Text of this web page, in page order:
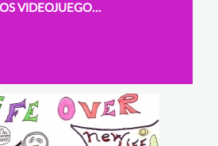
LO QUE CAUSAN LOS VIDEOJUEGOS EN INTERNET